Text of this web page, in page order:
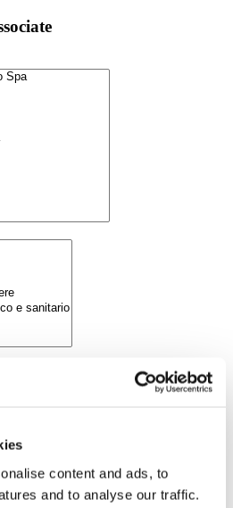
content and ads, to
and to analyse our traffic.